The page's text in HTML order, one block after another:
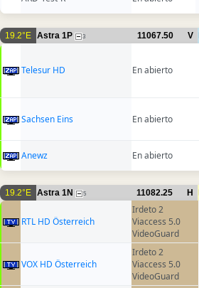
19.2°E Astra 1P 3 11067.50 V
Telesur HD En abierto
Sachsen Eins En abierto
Anewz En abierto
19.2°E Astra 1N 5 11082.25 H
RTL HD Österreich
Irdeto 2
Viaccess 5.0
VideoGuard
VOX HD Österreich
Irdeto 2
Viaccess 5.0
VideoGuard